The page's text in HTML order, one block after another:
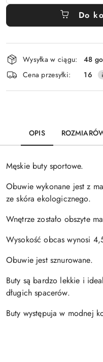
Do
Dostępność
i
dostawa
Wysyłka w ciągu:
48
Cena przesyłki:
16
OPIS
Męskie buty sportowe.
Obuwie wykonane jest z
ze skóra ekologicznego.
Wnętrze zostało obszyte
Wysokość obcas wynosi
Obuwie jest sznurowane.
Buty są bardzo lekkie i
długich spacerów.
Buty występuja w modnej